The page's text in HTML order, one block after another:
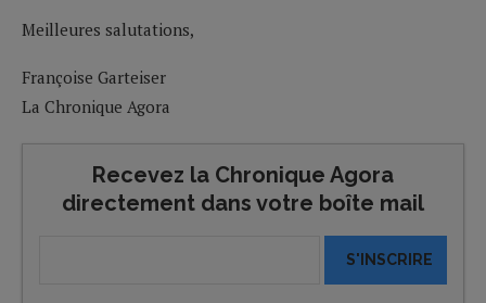
Meilleures salutations,
Françoise Garteiser
La Chronique Agora
Recevez la Chronique Agora
directement dans votre boîte mail
S'INSCRIRE